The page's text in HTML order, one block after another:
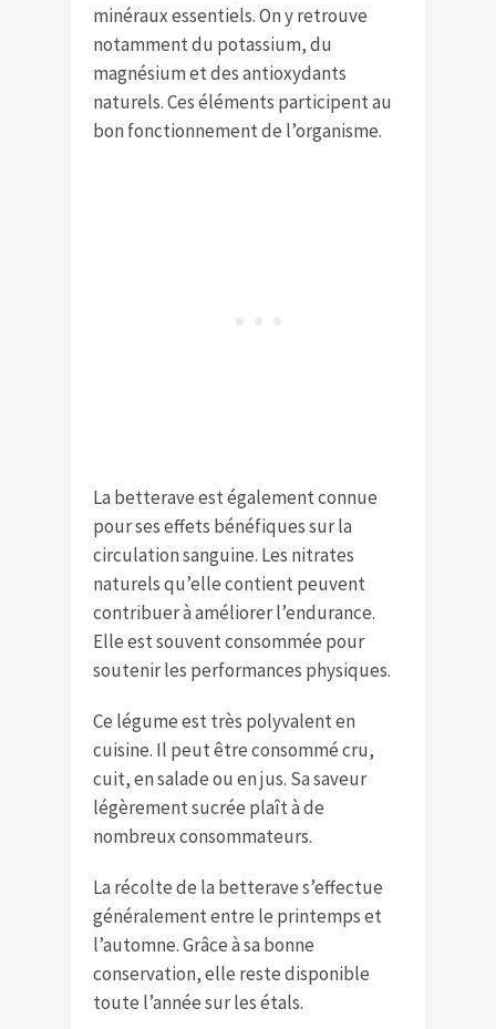
minéraux essentiels. On y retrouve
notamment du potassium, du
magnésium et des antioxydants
naturels. Ces éléments participent au
bon fonctionnement de l’organisme.
La betterave est également connue
pour ses effets bénéfiques sur la
circulation sanguine. Les nitrates
naturels qu’elle contient peuvent
contribuer à améliorer l’endurance.
Elle est souvent consommée pour
soutenir les performances physiques.
Ce légume est très polyvalent en
cuisine. Il peut être consommé cru,
cuit, en salade ou en jus. Sa saveur
légèrement sucrée plaît à de
nombreux consommateurs.
La récolte de la betterave s’effectue
généralement entre le printemps et
l’automne. Grâce à sa bonne
conservation, elle reste disponible
toute l’année sur les étals.